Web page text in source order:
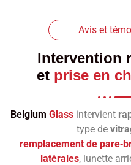
Avis et
Intervention
et prise en
Belgium Glassintervient
type de
remplacement de
latérales, lunette